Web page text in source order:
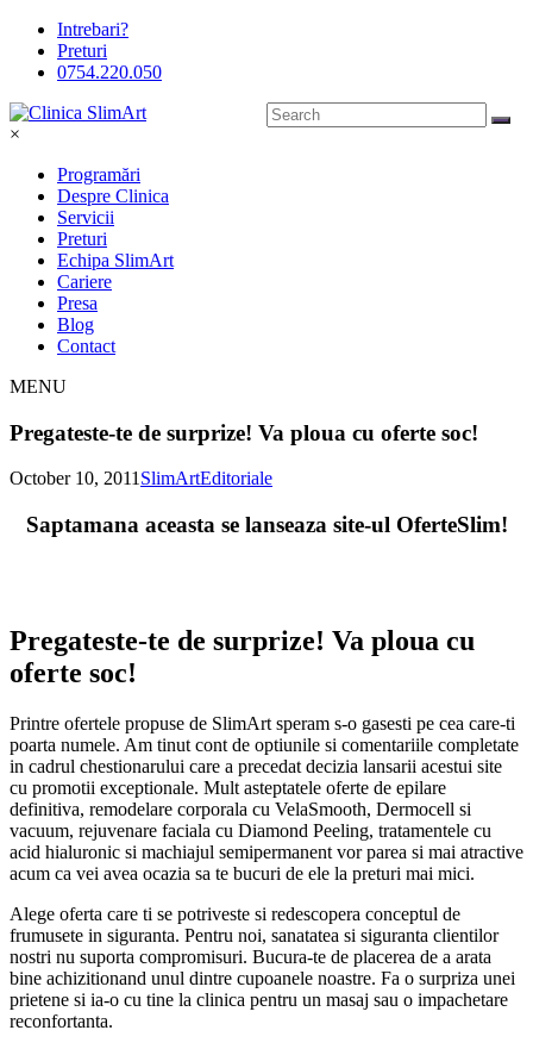
Intrebari?
Preturi
0754.220.050
×
Programări
Despre Clinica
Servicii
Preturi
Echipa SlimArt
Cariere
Presa
Blog
Contact
MENU
Pregateste-te de surprize! Va ploua cu oferte soc!
October 10, 2011SlimArtEditoriale
Saptamana aceasta se lanseaza site-ul OferteSlim!
Pregateste-te de surprize! Va ploua cu
oferte soc!
Printre ofertele propuse de SlimArt speram s-o gasesti pe cea care-ti
poarta numele. Am tinut cont de optiunile si comentariile completate
in cadrul chestionarului care a precedat decizia lansarii acestui site
cu promotii exceptionale. Mult asteptatele oferte de epilare
definitiva, remodelare corporala cu VelaSmooth, Dermocell si
vacuum, rejuvenare faciala cu Diamond Peeling, tratamentele cu
acid hialuronic si machiajul semipermanent vor parea si mai atractive
acum ca vei avea ocazia sa te bucuri de ele la preturi mai mici.
Alege oferta care ti se potriveste si redescopera conceptul de
frumusete in siguranta. Pentru noi, sanatatea si siguranta clientilor
nostri nu suporta compromisuri. Bucura-te de placerea de a arata
bine achizitionand unul dintre cupoanele noastre. Fa o surpriza unei
prietene si ia-o cu tine la clinica pentru un masaj sau o impachetare
reconfortanta.